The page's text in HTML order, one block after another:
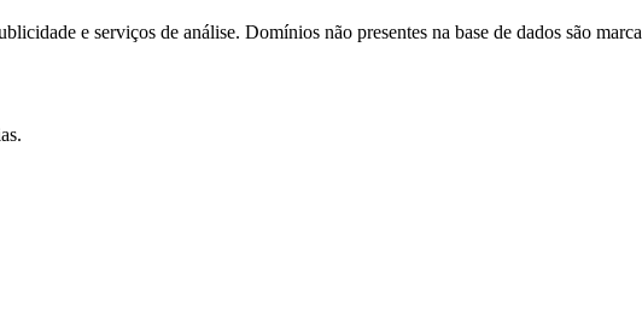
e serviços de análise. Domínios não presentes na base de dados são